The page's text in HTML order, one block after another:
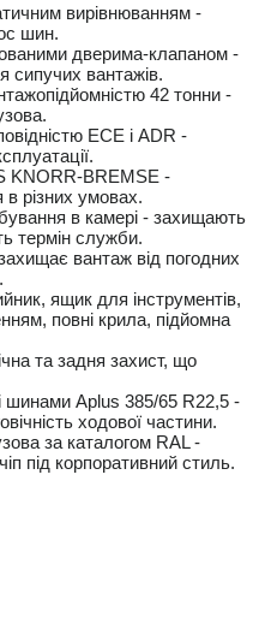
вирівнюванням -
шин.
дверима-клапаном -
сипучих вантажів.
42 тонни -
ECE і ADR -
KNORR-BREMSE -
різних умовах.
в камері - захищають
термін служби.
вантаж від погодних
ящик для інструментів,
повні крила, підйомна
та задня захист, що
шинами Aplus 385/65 R22,5 -
ходової частини.
за каталогом RAL -
під корпоративний стиль.